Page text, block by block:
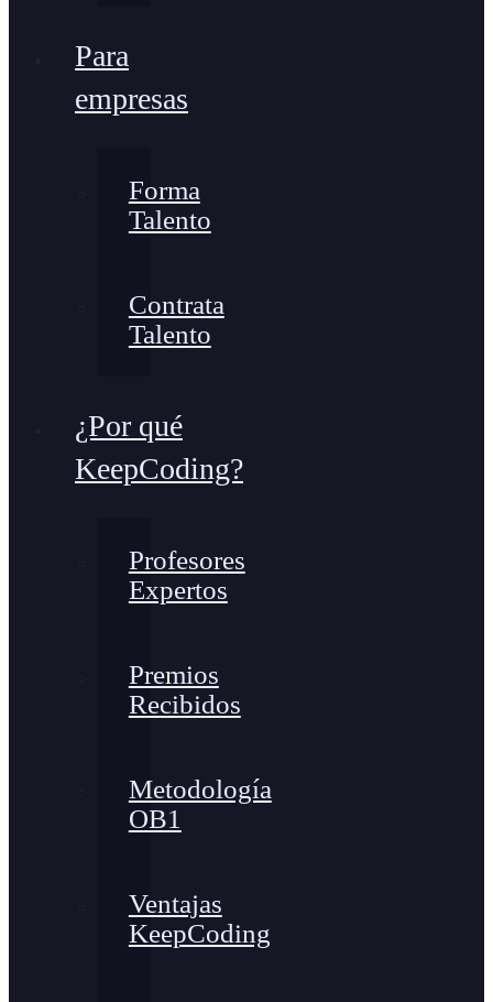
Para
empresas
Forma
Talento
Contrata
Talento
¿Por qué
KeepCoding?
Profesores
Expertos
Premios
Recibidos
Metodología
OB1
Ventajas
KeepCoding